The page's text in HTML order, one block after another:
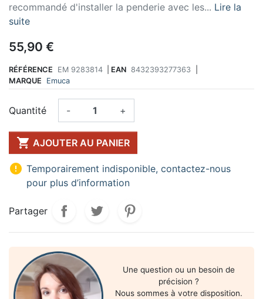
recommandé d'installer la penderie avec les... Lire la
suite
55,90 €
RÉFÉRENCE EM 9283814 EAN 8432393277363
MARQUE
Emuca
Quantité - +
 AJOUTER AU PANIER
 Temporairement indisponible, contactez-nous
pour plus d’information
Partager
Une question ou un besoin de
précision ?
Nous sommes à votre disposition.